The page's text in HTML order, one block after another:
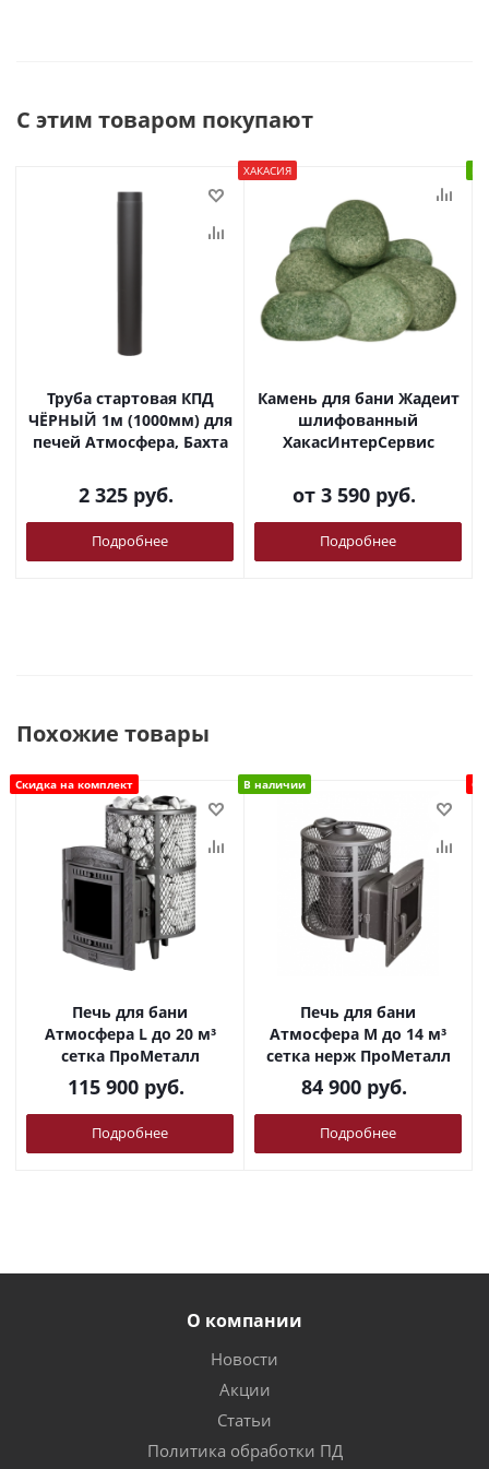
С этим товаром покупают
Труба стартовая КПД
ЧЁРНЫЙ 1м (1000мм) для
печей Атмосфера, Бахта
2 325 руб.
Подробнее
ХАКАСИЯ
Камень для бани Жадеит
шлифованный
ХакасИнтерСервис
от 3 590 руб.
Подробнее
В
Похожие товары
Скидка на комплект
Печь для бани
Атмосфера L до 20 м³
сетка ПроМеталл
115 900 руб.
Подробнее
В наличии
Печь для бани
Атмосфера М до 14 м³
сетка нерж ПроМеталл
84 900 руб.
Подробнее
О компании
Новости
Акции
Статьи
Политика обработки ПД